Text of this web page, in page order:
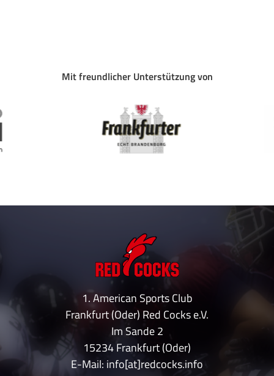
Mit freundlicher Unterstützung von
1. American Sports Club
Frankfurt (Oder) Red Cocks e.V.
Im Sande 2
15234 Frankfurt (Oder)
E-Mail: info[at]redcocks.info